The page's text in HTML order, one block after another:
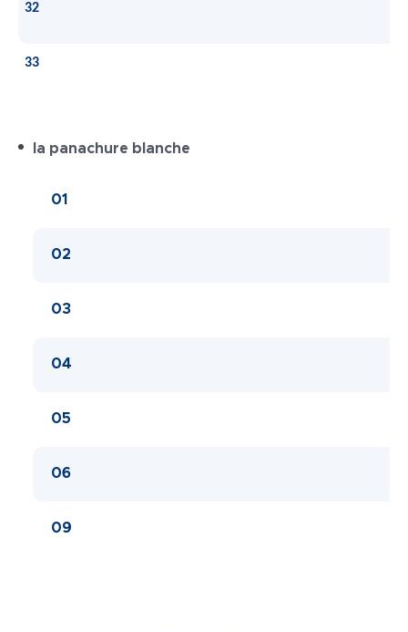
32
33
la panachure blanche
01
02
03
04
05
06
09